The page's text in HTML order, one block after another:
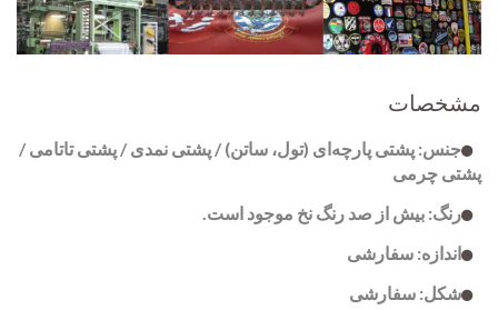
مشخصات
جنس: پشتی پارچه‌ای (تول، ساتن) / پشتی نمدی / پشتی تاتامی /
پشتی چرمی
رنگ: بیش از صد رنگ نخ موجود است.
اندازه: سفارشی
شکل: سفارشی